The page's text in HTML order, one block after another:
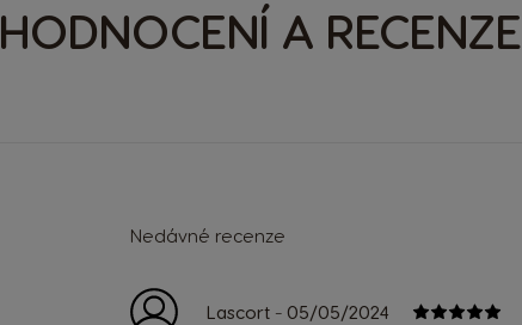
HODNOCENÍ A RECENZE
Nedávné recenze
Lascort - 05/05/2024